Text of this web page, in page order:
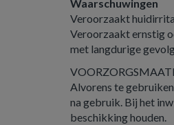
Waarschuwingen
Veroorzaakt
Veroorzaakt ernstig
met langdurige
Alvorens te
na gebruik. Bij het
beschikking houden.